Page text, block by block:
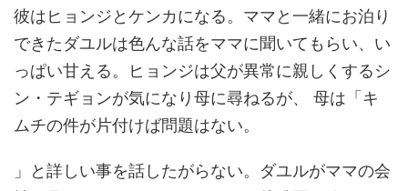
彼はヒョンジとケンカになる。ママと一緒にお泊り
できたダユルは色んな話をママに聞いてもらい、い
っぱい甘える。ヒョンジは父が異常に親しくするシ
ン・テギョンが気になり母に尋ねるが、 母は「キ
ムチの件が片付けば問題はない。
」と詳しい事を話したがらない。ダユルがママの会